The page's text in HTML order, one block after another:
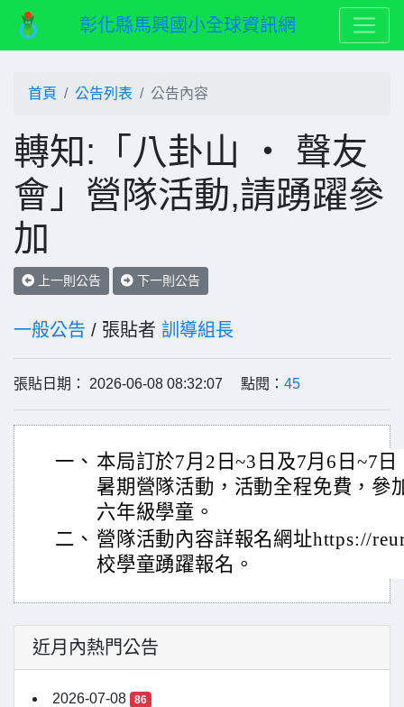
彰化縣馬興國小全球資訊網
首頁 公告列表 公告內容
轉知:「八卦山 ‧ 聲友
會」營隊活動,請踴躍參
加
上一則公告 下一則公告
一般公告 / 張貼者 訓導組長
張貼日期： 2026-06-08 08:32:07 點閱： 45
一、 本局訂於7月2日~3日及7月6日~7
暑期營隊活動，活動全程免費，參
六年級學童。
二、 營隊活動內容詳報名網址https://
校學童踴躍報名。
近月內熱門公告
2026-07-08 86